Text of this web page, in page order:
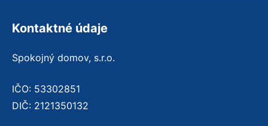
Kontaktné údaje
Spokojný domov, s.r.o.
IČO: 53302851
DIČ: 2121350132